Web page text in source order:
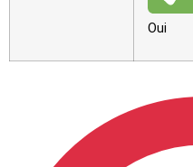
Oui